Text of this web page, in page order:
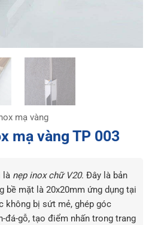
mạ vàng
mạ vàng TP 003
là nẹp inox chữ V20. Đây là bản
bề mặt là 20x20mm ứng dụng tại
không bị sứt mẻ, ghép góc
đá-gỗ, tạo điểm nhấn trong trang